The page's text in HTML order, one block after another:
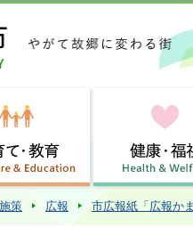
この
策 広報 市広報紙「広報か